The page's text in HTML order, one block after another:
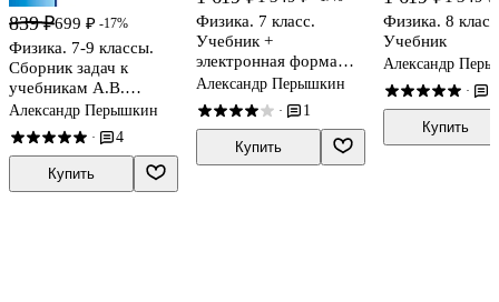
839 ₽699 ₽ -17%
Физика. 7-9 классы.
Сборник задач к
учебникам А.В.
Перышкина "Физика. 7
класс", "Физика. 8
класс", "Физика. 9
класс". ФГОС НОВЫЙ
Александр Перышкин
· 4
Купить
Физика. 7 класс.
Учебник +
электронная форма
учебника
Александр Перышкин
· 1
Купить
Физика. 8
Учебник
Александр
·
Купить